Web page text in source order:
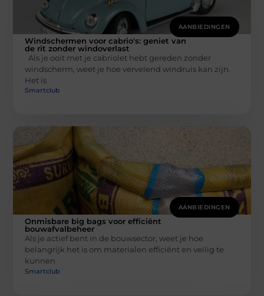
AANBIEDINGEN
Windschermen voor cabrio's: geniet van
de rit zonder windoverlast
Als je ooit met je cabriolet hebt gereden zonder
windscherm, weet je hoe vervelend windruis kan zijn.
Het is
Smartclub
AANBIEDINGEN
Onmisbare big bags voor efficiënt
bouwafvalbeheer
Als je actief bent in de bouwsector, weet je hoe
belangrijk het is om materialen efficiënt en veilig te
kunnen
Smartclub